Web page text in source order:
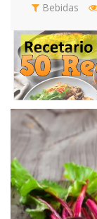
Ensaladas
Gelatinas
Huevos
Panes
Pescados
Bebidas